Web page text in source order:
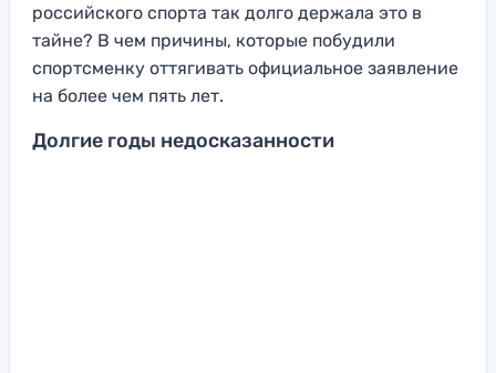
российского спорта так долго держала это в
тайне? В чем причины, которые побудили
спортсменку оттягивать официальное заявление
на более чем пять лет.
Долгие годы недосказанности